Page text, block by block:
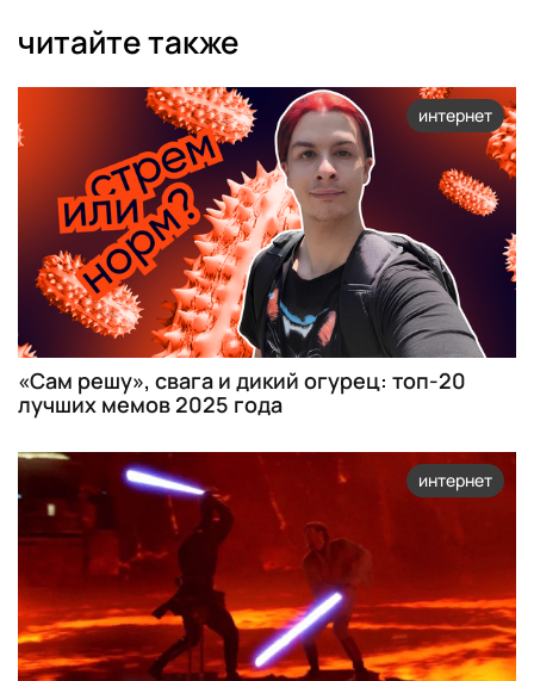
читайте также
интернет
«Сам решу», свага и дикий огурец: топ-20
лучших мемов 2025 года
интернет